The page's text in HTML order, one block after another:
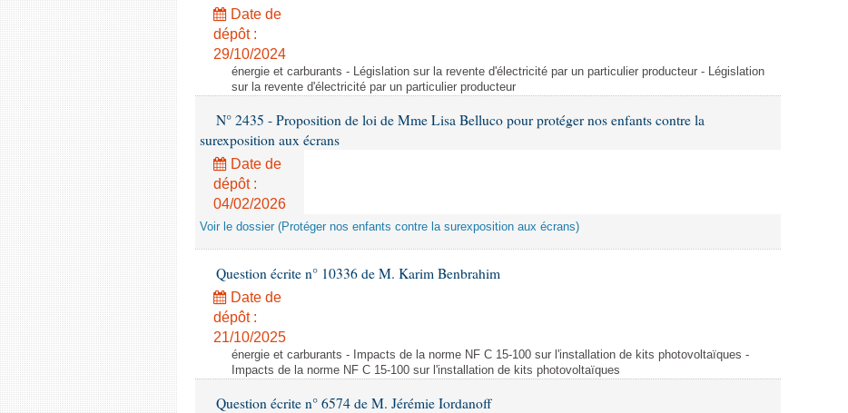
Date de
dépôt :
29/10/2024
énergie et carburants - Législation sur la revente d'électricité par un particulier producteur - Législation
sur la revente d'électricité par un particulier producteur
N° 2435 - Proposition de loi de Mme Lisa Belluco pour protéger nos enfants contre la
surexposition aux écrans
Date de
dépôt :
04/02/2026
Voir le dossier (Protéger nos enfants contre la surexposition aux écrans)
Question écrite n° 10336 de M. Karim Benbrahim
Date de
dépôt :
21/10/2025
énergie et carburants - Impacts de la norme NF C 15-100 sur l'installation de kits photovoltaïques -
Impacts de la norme NF C 15-100 sur l'installation de kits photovoltaïques
Question écrite n° 6574 de M. Jérémie Iordanoff